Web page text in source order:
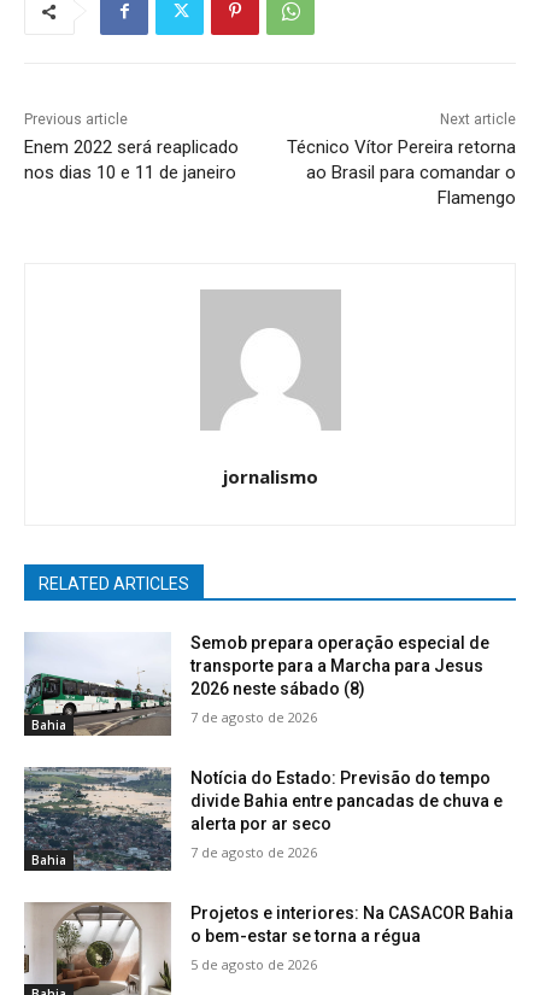
Previous article
Enem 2022 será reaplicado
nos dias 10 e 11 de janeiro
Next article
Técnico Vítor Pereira retorna
ao Brasil para comandar o
Flamengo
jornalismo
RELATED ARTICLES
Bahia
Semob prepara operação especial de
transporte para a Marcha para Jesus
2026 neste sábado (8)
7 de agosto de 2026
Bahia
Notícia do Estado: Previsão do tempo
divide Bahia entre pancadas de chuva e
alerta por ar seco
7 de agosto de 2026
Projetos e interiores: Na CASACOR Bahia
o bem-estar se torna a régua
5 de agosto de 2026